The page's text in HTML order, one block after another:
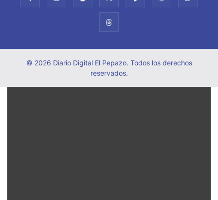
© 2026 Diario Digital El Pepazo. Todos los derechos
reservados.